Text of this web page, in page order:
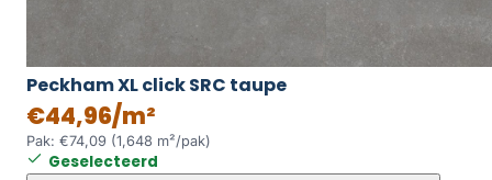
Peckham XL click SRC taupe
€44,96/m²
Pak: €74,09 (1,648 m²/pak)
Geselecteerd